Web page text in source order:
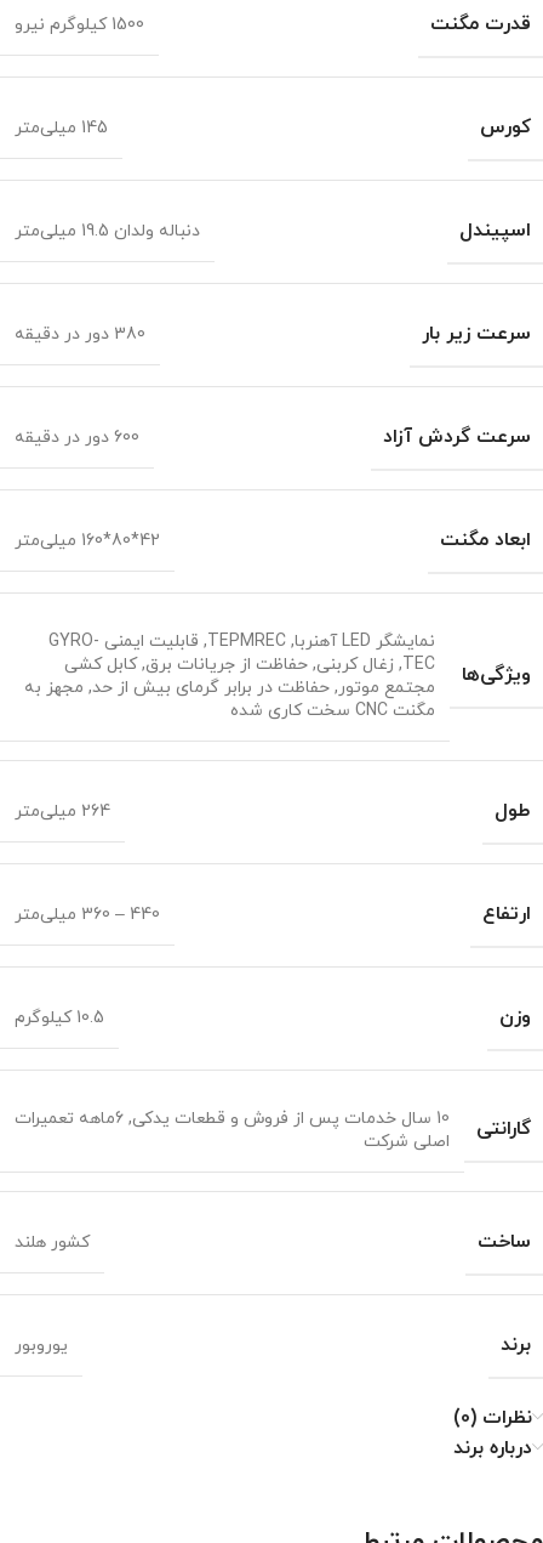
قدرت مگنت 1500 کیلوگرم نیرو
کورس 145 میلی‌متر
اسپیندل دنباله ولدان 19.5 میلی‌متر
سرعت زیر بار 380 دور در دقیقه
سرعت گردش آزاد 600 دور در دقیقه
ابعاد مگنت 42*80*160 میلی‌متر
ویژگی‌ها
نمایشگر LED آهنربا ,
TEPMREC
,
قابلیت ایمنی GYRO-
TEC
, زغال کربنی, حفاظت از جریانات برق,کابل کشی
مجتمع موتور , حفاظت در برابر گرمای بیش از حد, مجهز به
مگنت CNC سخت کاری شده
طول 264 میلی‌متر
ارتفاع 440 – 360 میلی‌متر
وزن 10.5 کیلوگرم
گارانتی 10 سال خدمات پس از فروش و قطعات یدکی ,
6ماهه تعمیرات
اصلی شرکت
ساخت کشور هلند
برند یوروبور
نظرات (0)
درباره برند